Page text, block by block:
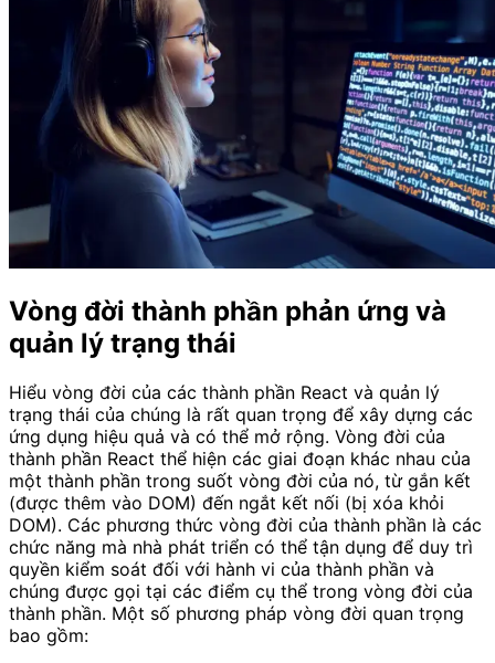
Vòng đời thành phần phản ứng và
quản lý trạng thái
Hiểu vòng đời của các thành phần React và quản lý
trạng thái của chúng là rất quan trọng để xây dựng các
ứng dụng hiệu quả và có thể mở rộng. Vòng đời của
thành phần React thể hiện các giai đoạn khác nhau của
một thành phần trong suốt vòng đời của nó, từ gắn kết
(được thêm vào DOM) đến ngắt kết nối (bị xóa khỏi
DOM). Các phương thức vòng đời của thành phần là các
chức năng mà nhà phát triển có thể tận dụng để duy trì
quyền kiểm soát đối với hành vi của thành phần và
chúng được gọi tại các điểm cụ thể trong vòng đời của
thành phần. Một số phương pháp vòng đời quan trọng
bao gồm: